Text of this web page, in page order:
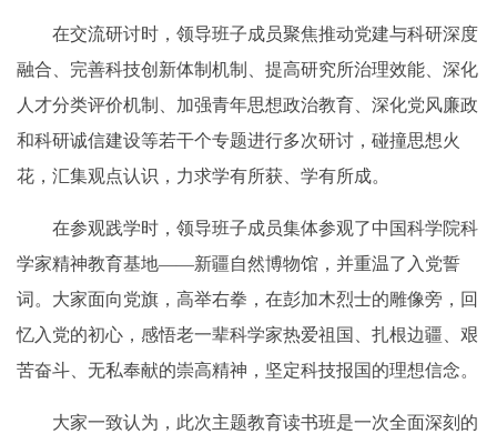
在交流研讨时，领导班子成员聚焦推动党建与科研深度
融合、完善科技创新体制机制、提高研究所治理效能、深化
人才分类评价机制、加强青年思想政治教育、深化党风廉政
和科研诚信建设等若干个专题进行多次研讨，碰撞思想火
花，汇集观点认识，力求学有所获、学有所成。
在参观践学时，领导班子成员集体参观了中国科学院科
学家精神教育基地——新疆自然博物馆，并重温了入党誓
词。大家面向党旗，高举右拳，在彭加木烈士的雕像旁，回
忆入党的初心，感悟老一辈科学家热爱祖国、扎根边疆、艰
苦奋斗、无私奉献的崇高精神，坚定科技报国的理想信念。
大家一致认为，此次主题教育读书班是一次全面深刻的